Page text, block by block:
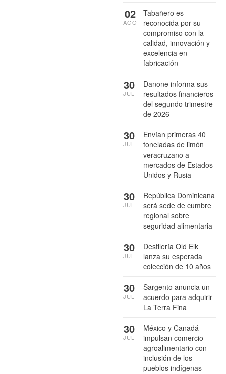
Tabañero es
reconocida por su
compromiso con la
calidad, innovación y
excelencia en
fabricación
02
AGO
Danone informa sus
resultados financieros
del segundo trimestre
de 2026
30
JUL
Envían primeras 40
toneladas de limón
veracruzano a
mercados de Estados
Unidos y Rusia
30
JUL
República Dominicana
será sede de cumbre
regional sobre
seguridad alimentaria
30
JUL
Destilería Old Elk
lanza su esperada
colección de 10 años
30
JUL
Sargento anuncia un
acuerdo para adquirir
La Terra Fina
30
JUL
México y Canadá
impulsan comercio
agroalimentario con
inclusión de los
pueblos indígenas
30
JUL